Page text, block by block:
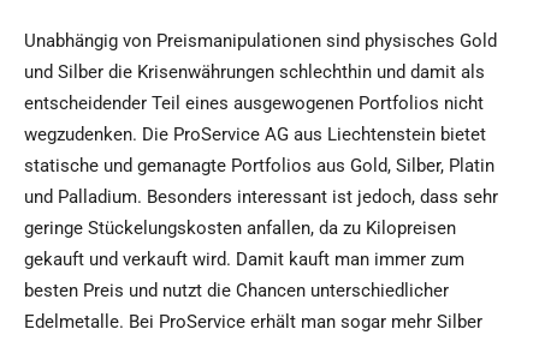
Unabhängig von Preismanipulationen sind physisches Gold
und Silber die Krisenwährungen schlechthin und damit als
entscheidender Teil eines ausgewogenen Portfolios nicht
wegzudenken. Die ProService AG aus Liechtenstein bietet
statische und gemanagte Portfolios aus Gold, Silber, Platin
und Palladium. Besonders interessant ist jedoch, dass sehr
geringe Stückelungskosten anfallen, da zu Kilopreisen
gekauft und verkauft wird. Damit kauft man immer zum
besten Preis und nutzt die Chancen unterschiedlicher
Edelmetalle. Bei ProService erhält man sogar mehr Silber